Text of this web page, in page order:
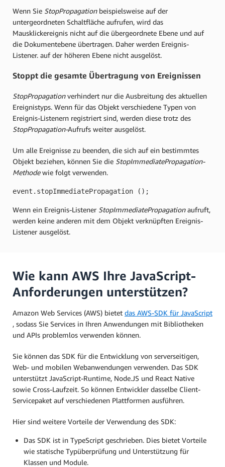
Wenn Sie StopPropagation beispielsweise auf der
untergeordneten Schaltfläche aufrufen, wird das
Mausklickereignis nicht auf die übergeordnete Ebene und auf
die Dokumentebene übertragen. Daher werden Ereignis-
Listener. auf der höheren Ebene nicht ausgelöst.
Stoppt die gesamte Übertragung von Ereignissen
StopPropagationverhindert nur die Ausbreitung des aktuellen
Ereignistyps. Wenn für das Objekt verschiedene Typen von
Ereignis-Listenern registriert sind, werden diese trotz des
StopPropagation-Aufrufs weiter ausgelöst.
Um alle Ereignisse zu beenden, die sich auf ein bestimmtes
Objekt beziehen, können Sie die StopImmediatePropagation-
Methodewie folgt verwenden.
event.stopImmediatePropagation ();
Wenn ein Ereignis-Listener StopImmediatePropagationaufruft,
werden keine anderen mit dem Objekt verknüpften Ereignis-
Listener ausgelöst.
Wie kann AWS Ihre JavaScript-
Anforderungen unterstützen?
Amazon Web Services (AWS) bietet das AWS-SDK für JavaScript
, sodass Sie Services in Ihren Anwendungen mit Bibliotheken
und APIs problemlos verwenden können.
Sie können das SDK für die Entwicklung von serverseitigen,
Web- und mobilen Webanwendungen verwenden. Das SDK
unterstützt JavaScript-Runtime, Node.JS und React Native
sowie Cross-Laufzeit. So können Entwickler dasselbe Client-
Servicepaket auf verschiedenen Plattformen ausführen.
Hier sind weitere Vorteile der Verwendung des SDK:
Das SDK ist in TypeScript geschrieben. Dies bietet Vorteile
wie statische Typüberprüfung und Unterstützung für
Klassen und Module.